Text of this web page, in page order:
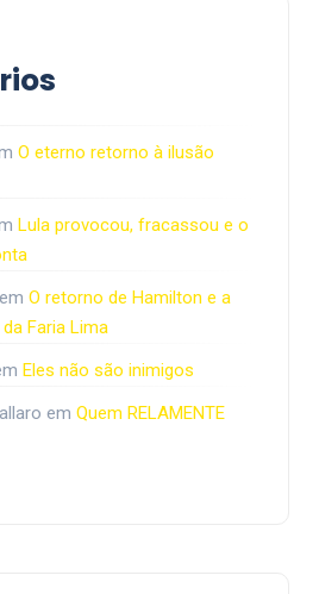
O eterno retorno à ilusão
Lula provocou, fracassou e o
em O retorno de Hamilton e a
Faria Lima
Eles não são inimigos
em Quem RELAMENTE